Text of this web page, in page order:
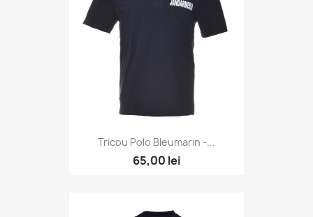
Tricou Polo Bleumarin -...
65,00 lei